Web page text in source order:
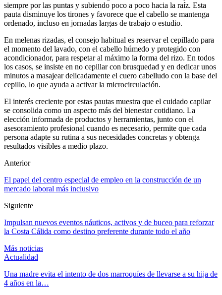
siempre por las puntas y subiendo poco a poco hacia la raíz. Esta
pauta disminuye los tirones y favorece que el cabello se mantenga
ordenado, incluso en jornadas largas de trabajo o estudio.
En melenas rizadas, el consejo habitual es reservar el cepillado para
el momento del lavado, con el cabello húmedo y protegido con
acondicionador, para respetar al máximo la forma del rizo. En todos
los casos, se insiste en no cepillar con brusquedad y en dedicar unos
minutos a masajear delicadamente el cuero cabelludo con la base del
cepillo, lo que ayuda a activar la microcirculación.
El interés creciente por estas pautas muestra que el cuidado capilar
se consolida como un aspecto más del bienestar cotidiano. La
elección informada de productos y herramientas, junto con el
asesoramiento profesional cuando es necesario, permite que cada
persona adapte su rutina a sus necesidades concretas y obtenga
resultados visibles a medio plazo.
Anterior
El papel del centro especial de empleo en la construcción de un
mercado laboral más inclusivo
Siguiente
Impulsan nuevos eventos náuticos, activos y de buceo para reforzar
la Costa Cálida como destino preferente durante todo el año
Más noticias
Actualidad
Una madre evita el intento de dos marroquíes de llevarse a su hija de
4 años en la…